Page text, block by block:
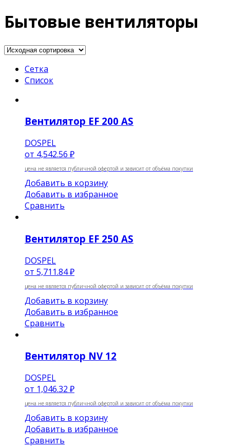
Бытовые вентиляторы
Сетка
Список
Вентилятор EF 200 AS
DOSPEL
от 4,542.56 ₽
цена не является публичной офертой и зависит от объёма покупки
Добавить в корзину
Добавить в избранное
Сравнить
Вентилятор EF 250 AS
DOSPEL
от 5,711.84 ₽
цена не является публичной офертой и зависит от объёма покупки
Добавить в корзину
Добавить в избранное
Сравнить
Вентилятор NV 12
DOSPEL
от 1,046.32 ₽
цена не является публичной офертой и зависит от объёма покупки
Добавить в корзину
Добавить в избранное
Сравнить